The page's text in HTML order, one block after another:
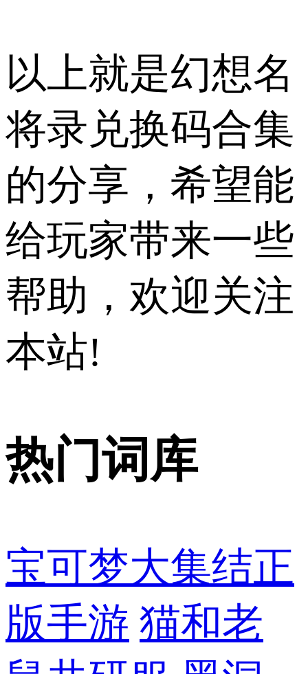
以上就是幻想名
将录兑换码合集
的分享，希望能
给玩家带来一些
帮助，欢迎关注
本站!
热门词库
宝可梦大集结正
版手游 猫和老